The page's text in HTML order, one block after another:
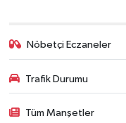
Nöbetçi Eczaneler
Trafik Durumu
Tüm Manşetler